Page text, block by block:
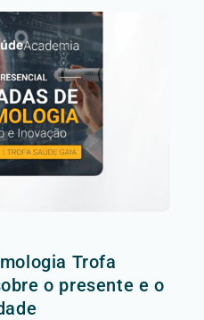
Trofa
o presente e o